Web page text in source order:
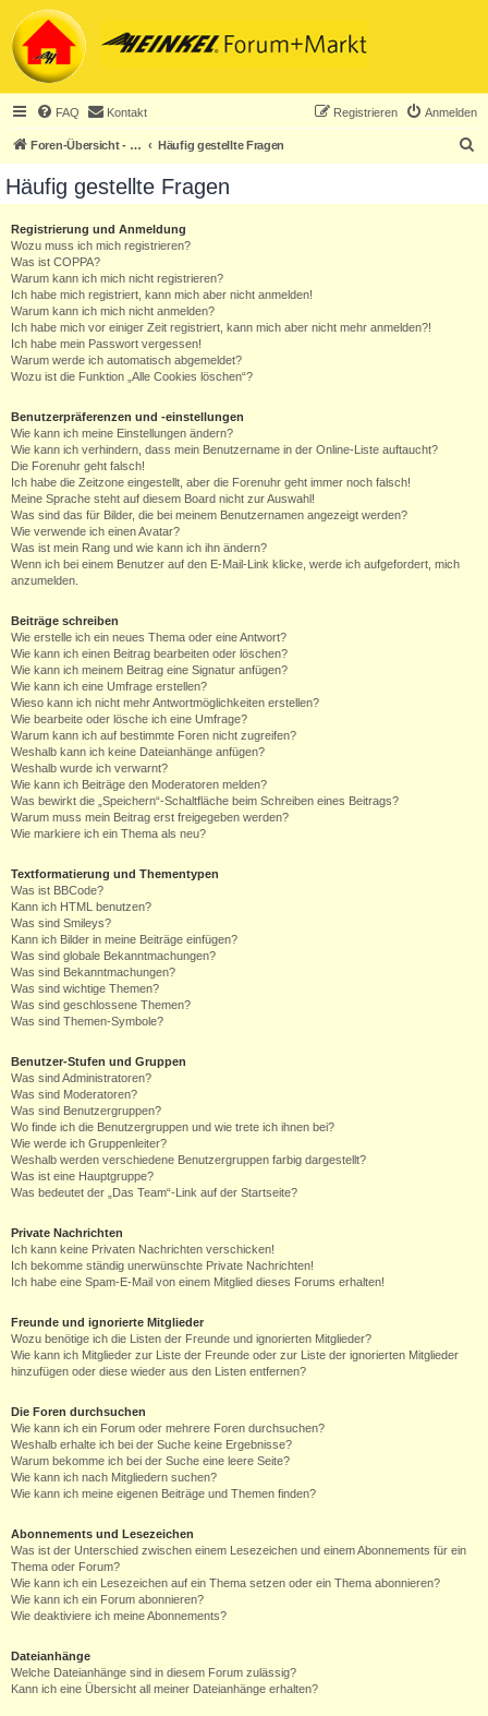
FAQ Kontakt Anmelden
Registrieren
Foren-Übersicht - ACHTUNG! Neuregistrierung nur noch für Heinkel-Club-Mitglieder! Häufig gestellte Fragen
Häufig gestellte Fragen
Registrierung und Anmeldung
Wozu muss ich mich registrieren?
Was ist COPPA?
Warum kann ich mich nicht registrieren?
Ich habe mich registriert, kann mich aber nicht anmelden!
Warum kann ich mich nicht anmelden?
Ich habe mich vor einiger Zeit registriert, kann mich aber nicht mehr anmelden?!
Ich habe mein Passwort vergessen!
Warum werde ich automatisch abgemeldet?
Wozu ist die Funktion „Alle Cookies löschen“?
Benutzerpräferenzen und -einstellungen
Wie kann ich meine Einstellungen ändern?
Wie kann ich verhindern, dass mein Benutzername in der Online-Liste auftaucht?
Die Forenuhr geht falsch!
Ich habe die Zeitzone eingestellt, aber die Forenuhr geht immer noch falsch!
Meine Sprache steht auf diesem Board nicht zur Auswahl!
Was sind das für Bilder, die bei meinem Benutzernamen angezeigt werden?
Wie verwende ich einen Avatar?
Was ist mein Rang und wie kann ich ihn ändern?
Wenn ich bei einem Benutzer auf den E-Mail-Link klicke, werde ich aufgefordert, mich
anzumelden.
Beiträge schreiben
Wie erstelle ich ein neues Thema oder eine Antwort?
Wie kann ich einen Beitrag bearbeiten oder löschen?
Wie kann ich meinem Beitrag eine Signatur anfügen?
Wie kann ich eine Umfrage erstellen?
Wieso kann ich nicht mehr Antwortmöglichkeiten erstellen?
Wie bearbeite oder lösche ich eine Umfrage?
Warum kann ich auf bestimmte Foren nicht zugreifen?
Weshalb kann ich keine Dateianhänge anfügen?
Weshalb wurde ich verwarnt?
Wie kann ich Beiträge den Moderatoren melden?
Was bewirkt die „Speichern“-Schaltfläche beim Schreiben eines Beitrags?
Warum muss mein Beitrag erst freigegeben werden?
Wie markiere ich ein Thema als neu?
Textformatierung und Thementypen
Was ist BBCode?
Kann ich HTML benutzen?
Was sind Smileys?
Kann ich Bilder in meine Beiträge einfügen?
Was sind globale Bekanntmachungen?
Was sind Bekanntmachungen?
Was sind wichtige Themen?
Was sind geschlossene Themen?
Was sind Themen-Symbole?
Benutzer-Stufen und Gruppen
Was sind Administratoren?
Was sind Moderatoren?
Was sind Benutzergruppen?
Wo finde ich die Benutzergruppen und wie trete ich ihnen bei?
Wie werde ich Gruppenleiter?
Weshalb werden verschiedene Benutzergruppen farbig dargestellt?
Was ist eine Hauptgruppe?
Was bedeutet der „Das Team“-Link auf der Startseite?
Private Nachrichten
Ich kann keine Privaten Nachrichten verschicken!
Ich bekomme ständig unerwünschte Private Nachrichten!
Ich habe eine Spam-E-Mail von einem Mitglied dieses Forums erhalten!
Freunde und ignorierte Mitglieder
Wozu benötige ich die Listen der Freunde und ignorierten Mitglieder?
Wie kann ich Mitglieder zur Liste der Freunde oder zur Liste der ignorierten Mitglieder
hinzufügen oder diese wieder aus den Listen entfernen?
Die Foren durchsuchen
Wie kann ich ein Forum oder mehrere Foren durchsuchen?
Weshalb erhalte ich bei der Suche keine Ergebnisse?
Warum bekomme ich bei der Suche eine leere Seite?
Wie kann ich nach Mitgliedern suchen?
Wie kann ich meine eigenen Beiträge und Themen finden?
Abonnements und Lesezeichen
Was ist der Unterschied zwischen einem Lesezeichen und einem Abonnements für ein
Thema oder Forum?
Wie kann ich ein Lesezeichen auf ein Thema setzen oder ein Thema abonnieren?
Wie kann ich ein Forum abonnieren?
Wie deaktiviere ich meine Abonnements?
Dateianhänge
Welche Dateianhänge sind in diesem Forum zulässig?
Kann ich eine Übersicht all meiner Dateianhänge erhalten?